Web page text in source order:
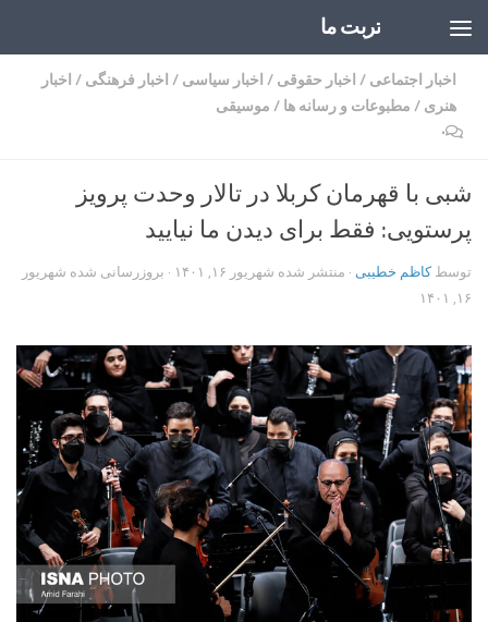
تربت ما
اخبار اجتماعی / اخبار حقوقی / اخبار سیاسی / اخبار فرهنگی / اخبار
هنری / مطبوعات و رسانه ها / موسیقی
۰
شبی با قهرمان کربلا در تالار وحدت پرویز
پرستویی: فقط برای دیدن ما نیایید
توسطکاظم خطیبی · منتشر شده شهریور ۱۶, ۱۴۰۱ · بروزرسانی شده شهریور
۱۶, ۱۴۰۱